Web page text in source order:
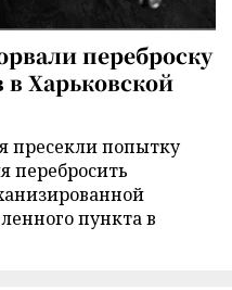
переброску
в Харьковской
пресекли попытку
перебросить
пункта в